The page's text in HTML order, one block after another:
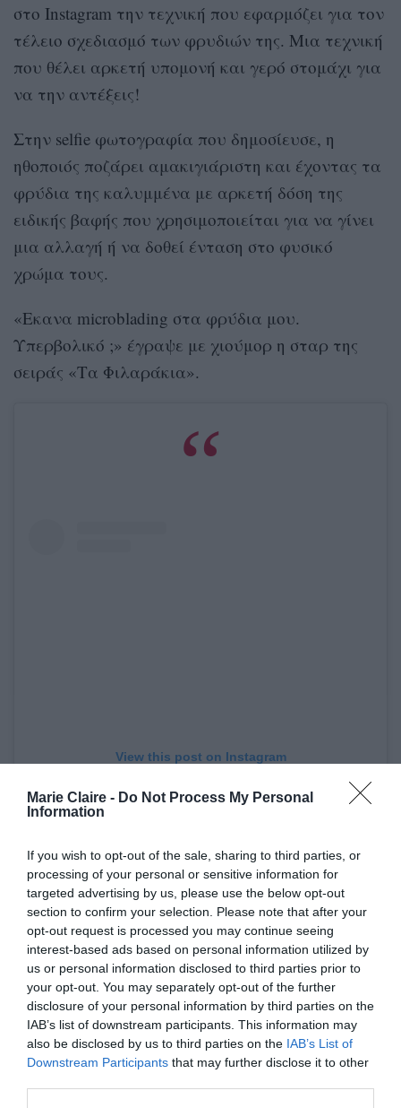
Marie Claire - Do Not Process My Personal
Information
If you wish to opt-out of the sale, sharing to third parties, or
processing of your personal or sensitive information for
targeted advertising by us, please use the below opt-out
section to confirm your selection. Please note that after your
opt-out request is processed you may continue seeing
interest-based ads based on personal information utilized by
us or personal information disclosed to third parties prior to
your opt-out. You may separately opt-out of the further
disclosure of your personal information by third parties on the
IAB’s list of downstream participants. This information may
also be disclosed by us to third parties on the IAB’s List of
Downstream Participants that may further disclose it to other
στο Instagram την τεχνική που εφαρμόζει για τον
τέλειο σχεδιασμό των φρυδιών της. Μια τεχνική
που θέλει αρκετή υπομονή και γερό στομάχι για
να την αντέξεις!
Στην selfie φωτογραφία που δημοσίευσε, η
ηθοποιός ποζάρει αμακιγιάριστη και έχοντας τα
φρύδια της καλυμμένα με αρκετή δόση της
ειδικής βαφής που χρησιμοποιείται για να γίνει
μια αλλαγή ή να δοθεί ένταση στο φυσικό
χρώμα τους.
«Εκανα microblading στα φρύδια μου.
Υπερβολικό ;» έγραψε με χιούμορ η σταρ της
σειράς «Τα Φιλαράκια».
View this post on Instagram
A post shared by Courteney Cox (@courteneycoxofficial)
Τι ακριβώς κάνει όμως αυτή η μέθοδος
σχεδιασμού των φρυδιών;